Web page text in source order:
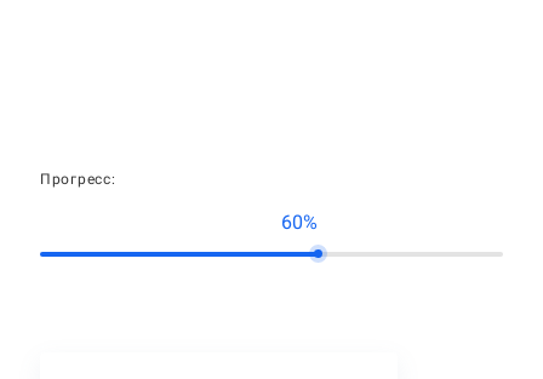
Прогресс:
60%